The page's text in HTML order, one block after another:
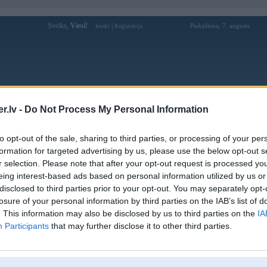
- Do Not Process My Personal Information
opt-out of the sale, sharing to third parties, or processing of your
for targeted advertising by us, please use the below opt-out
selection. Please note that after your opt-out request is processed
interest-based ads based on personal information utilized by us
to third parties prior to your opt-out. You may separately
of your personal information by third parties on the IAB’s list of
This information may also be disclosed by us to third parties on the
Participants that may further disclose it to other third parties.
Sveiks, Viesi! Ienākt Reģistrācija Piektdiena, 7. augusts
Forums Galerijas Reģistrācija Lietotāji
Lietotāja okvipid profils
Lietotājvārds:
okvipid
Ziņojumi forumā:
0
Pēdējie ziņojumi forumā